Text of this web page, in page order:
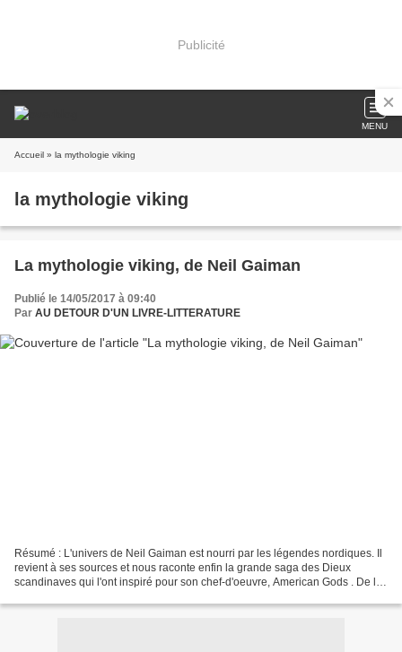
Publicité
MENU
Accueil » la mythologie viking
la mythologie viking
La mythologie viking, de Neil Gaiman
Publié le 14/05/2017 à 09:40
Par AU DETOUR D'UN LIVRE-LITTERATURE
Résumé : L'univers de Neil Gaiman est nourri par les légendes nordiques. Il
revient à ses sources et nous raconte enfin la grande saga des Dieux
scandinaves qui l'ont inspiré pour son chef-d'oeuvre, American Gods . De la